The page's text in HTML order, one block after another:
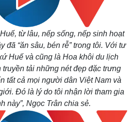
từ lâu, nếp sống, nếp sinh hoạt
đã “ăn sâu, bén rễ” trong tôi. Với tư
Huế và cũng là Hoa khôi du lịch
truyền tải những nét đẹp đặc trưng
tất cả mọi người dân Việt Nam và
Đó là lý do tôi nhận lời tham gia
này”, Ngọc Trân chia sẻ.